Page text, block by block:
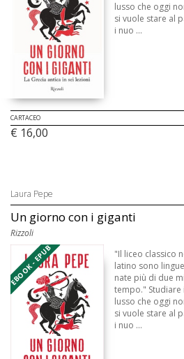
lusso che oggi
si vuole stare al
i nuo ...
CARTACEO
€ 16,00
Laura Pepe
Un giorno con i giganti
Rizzoli
EBOOK - EPUB
"Il liceo classico
latino sono
nate più di due
tempo."
lusso che oggi
si vuole stare al
i nuo ...